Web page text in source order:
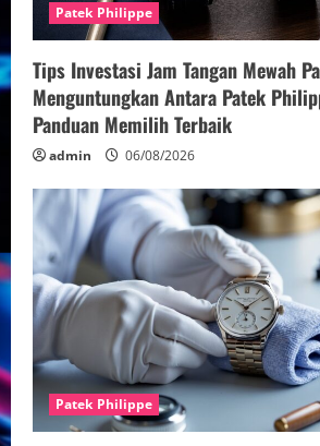
d
i
n
g
Patek Philippe
Tips Investasi Jam Tangan Mewah
Menguntungkan Antara Patek
Panduan Memilih Terbaik
admin 06/08/2026
Patek Philippe